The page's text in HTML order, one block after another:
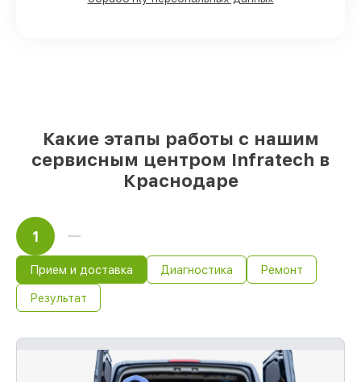
выполняются в течение пары часов, при
немедленном старте работ
Какие этапы работы с нашим
сервисным центром Infratech в
Краснодаре
1
Прием и доставка Диагностика Ремонт
Результат